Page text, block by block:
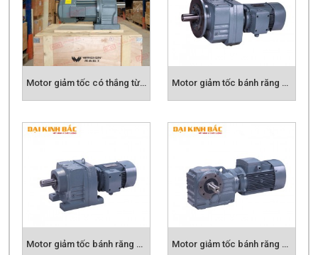
Motor giảm tốc có thắng từ, phanh từ Motor giảm tốc bánh răng côn Mặt bích
Motor giảm tốc bánh răng côn Chân đế Motor giảm tốc bánh răng côn trục vuông